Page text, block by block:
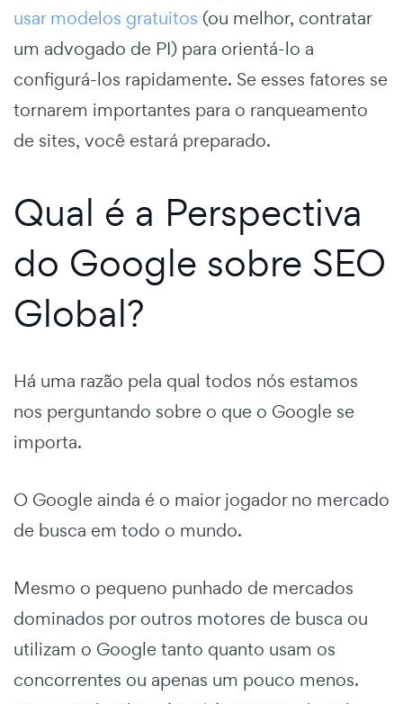
usar modelos gratuitos (ou melhor, contratar
um advogado de PI) para orientá-lo a
configurá-los rapidamente. Se esses fatores se
tornarem importantes para o ranqueamento
de sites, você estará preparado.
Qual é a Perspectiva
do Google sobre SEO
Global?
Há uma razão pela qual todos nós estamos
nos perguntando sobre o que o Google se
importa.
O Google ainda é o maior jogador no mercado
de busca em todo o mundo.
Mesmo o pequeno punhado de mercados
dominados por outros motores de busca ou
utilizam o Google tanto quanto usam os
concorrentes ou apenas um pouco menos.